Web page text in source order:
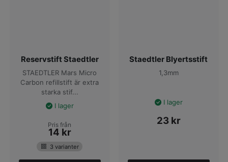
Reservstift Staedtler
STAEDTLER Mars Micro
Carbon refillstift är extra
starka stif...
I lager
Pris från
14 kr
3 varianter
Staedtler Blyertsstift
1,3mm
I lager
23 kr